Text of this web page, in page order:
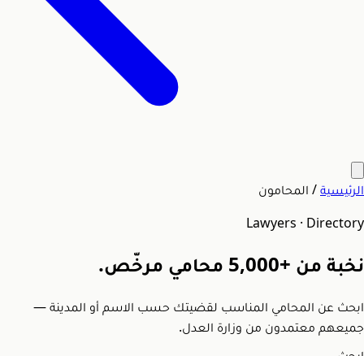
الرئيسية / المحامون
Lawyers · Directory
نخبة من +5,000 محامي مرخّص.
ابحث عن المحامي المناسب لقضيتك حسب الاسم أو المدينة —
جميعهم معتمدون من وزارة العدل.